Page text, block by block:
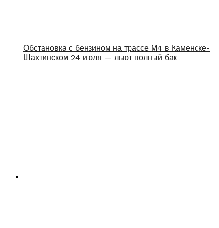
Обстановка с бензином на трассе М4 в Каменске-
Шахтинском 24 июля — льют полный бак